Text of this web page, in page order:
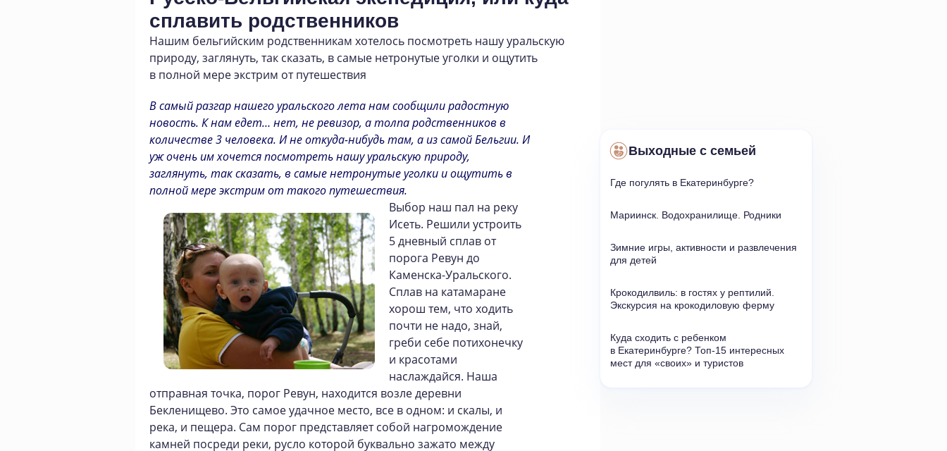
сплавить родственников
Нашим бельгийским родственникам хотелось посмотреть нашу уральскую
природу, заглянуть, так сказать, в самые нетронутые уголки и ощутить
в полной мере экстрим от путешествия
В самый разгар нашего уральского лета нам сообщили радостную
новость. К нам едет… нет, не ревизор, а толпа родственников в
количестве 3 человека. И не откуда-нибудь там, а из самой Бельгии. И
уж очень им хочется посмотреть нашу уральскую природу,
заглянуть, так сказать, в самые нетронутые уголки и ощутить в
полной мере экстрим от такого путешествия.
Выбор наш пал на реку
Исеть. Решили устроить
5 дневный сплав от
порога Ревун до
Каменска-Уральского.
Сплав на катамаране
хорош тем, что ходить
почти не надо, знай,
греби себе потихонечку
и красотами
наслаждайся. Наша
отправная точка, порог Ревун, находится возле деревни
Бекленищево. Это самое удачное место, все в одном: и скалы, и
река, и пещера. Сам порог представляет собой нагромождение
камней посреди реки, русло которой буквально зажато между
Выходные с семьей
Где погулять в Екатеринбурге?
Мариинск. Водохранилище. Родники
Зимние игры активности и развлечения
для детей
Крокодилвиль: в гостях у рептилий.
Экскурсия на крокодиловую ферму
Куда сходить с ребенком
в Екатеринбурге? Топ-15 интересных
мест для «своих» и туристов